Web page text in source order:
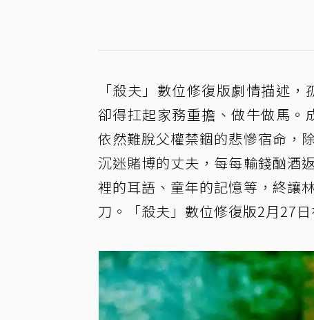
「殺夫」數位修復版劇情描述
卻得扛起家務重擔、做牛做馬。
依然難脫父權禁錮的悲慘宿命，
沉迷賭博的丈夫，每每輸錢酗酒
裡的耳語、童年的記憶等，終讓
刀。「殺夫」數位修復版2月27日